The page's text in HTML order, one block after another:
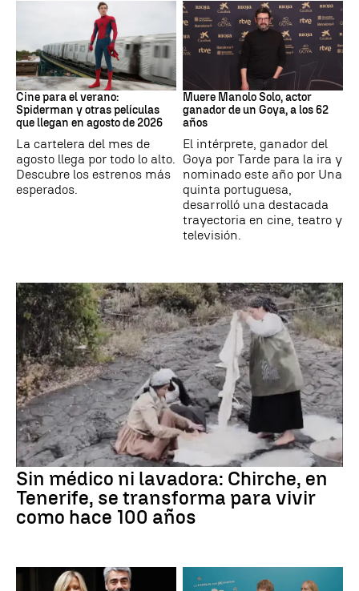
Cine
Cine para el verano:
Spiderman y otras películas
que llegan en agosto de 2026
La cartelera del mes de
agosto llega por todo lo alto.
Descubre los estrenos más
esperados.
Actor
Muere Manolo Solo, actor
ganador de un Goya, a los 62
años
El intérprete, ganador del
Goya por Tarde para la ira y
nominado este año por Una
quinta portuguesa,
desarrolló una destacada
trayectoria en cine, teatro y
televisión.
Sin médico ni lavadora: Chirche, en
Tenerife, se transforma para vivir
como hace 100 años